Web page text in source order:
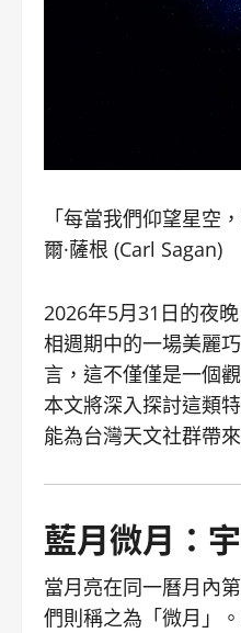
「每當我們仰望星
爾·薩根 (Carl Sagan)
2026年5月31日的夜
相週期中的一場美麗
言，這不僅僅是一個
本文將深入探討這類
能為台灣天文社群帶
藍月微月：
當月亮在同一曆月內
們則稱之為「微月」